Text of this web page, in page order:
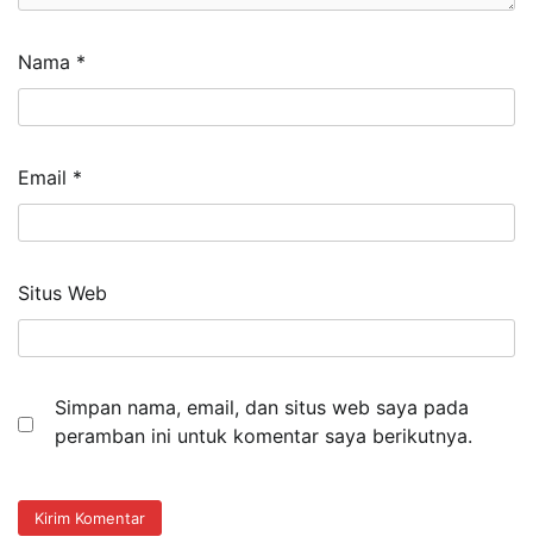
Nama *
Email *
Situs Web
Simpan nama, email, dan situs web saya pada
peramban ini untuk komentar saya berikutnya.